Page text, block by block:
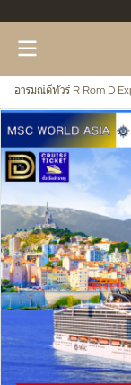
อารมณ์ดีทัวร์ R Rom D